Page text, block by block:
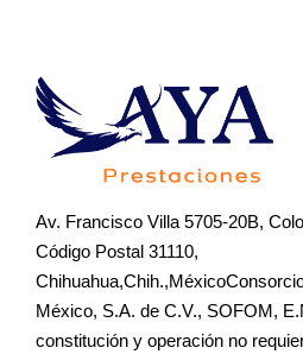
Av. Francisco Villa 5705-20B,
Código Postal 31110,
México, S.A. de C.V., SOFOM,
constitución y operación no